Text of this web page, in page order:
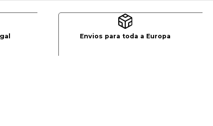
Envios para toda a Europa